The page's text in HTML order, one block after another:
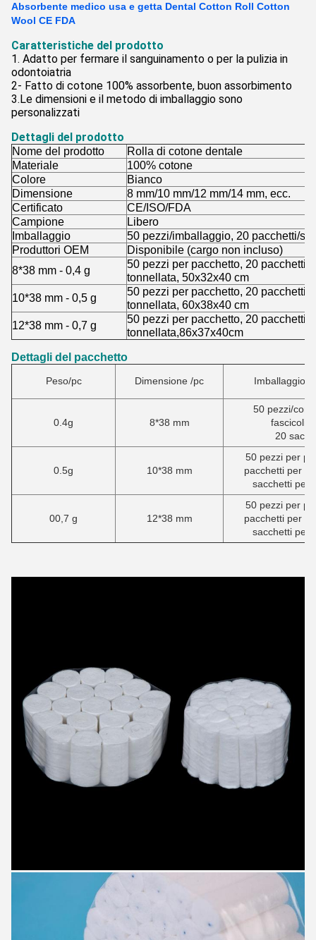
Absorbente medico usa e getta Dental Cotton Roll Cotton
Wool CE FDA
Caratteristiche del prodotto
1. Adatto per fermare il sanguinamento o per la pulizia in
odontoiatria
2- Fatto di cotone 100% assorbente, buon assorbimento
3.Le dimensioni e il metodo di imballaggio sono
personalizzati
Dettagli del prodotto
Nome del prodotto
Rolla di cotone dentale
Materiale
100% cotone
Colore
Bianco
Dimensione
8 mm/10 mm/12 mm/14 mm, ecc.
Certificato
CE/ISO/FDA
Campione
Libero
Imballaggio
50 pezzi/imballaggio, 20 pacchetti/
Produttori OEM
Disponibile (cargo non incluso)
8*38 mm - 0,4 g
50 pezzi per pacchetto, 20 pacchetti
tonnellata, 50x32x40 cm
10*38 mm - 0,5 g
50 pezzi per pacchetto, 20 pacchetti
tonnellata, 60x38x40 cm
12*38 mm - 0,7 g
50 pezzi per pacchetto, 20 pacchetti
tonnellata,86x37x40cm
Dettagli del pacchetto
Peso/pc Dimensione /pc Imballaggio/
0.4g 8*38 mm
50 pezzi/
fascicoli/
20
0.5g 10*38 mm
50 pezzi per
pacchetti per
sacchetti per
00,7 g 12*38 mm
50 pezzi per
pacchetti per
sacchetti per